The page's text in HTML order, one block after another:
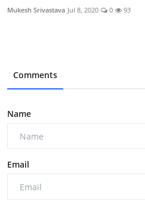
Mukesh Srivastava Jul 8, 2020 0 93
Comments
Name
Email